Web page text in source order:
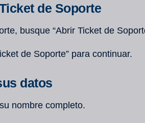
de Soporte
busque “Abrir Ticket de
de Soporte” para continuar.
datos
nombre completo.